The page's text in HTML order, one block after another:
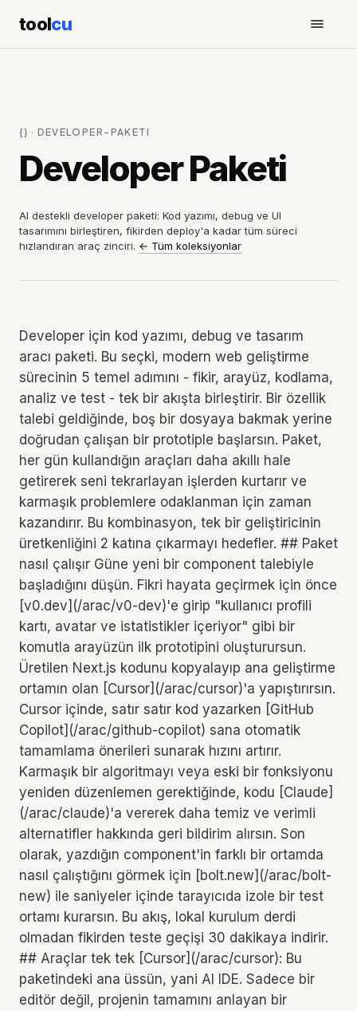
toolcu
{} ·DEVELOPER-PAKETI
Developer Paketi
AI destekli developer paketi: Kod yazımı, debug ve UI
tasarımını birleştiren, fikirden deploy'a kadar tüm süreci
hızlandıran araç zinciri. ← Tüm koleksiyonlar
Developer için kod yazımı, debug ve tasarım
aracı paketi. Bu seçki, modern web geliştirme
sürecinin 5 temel adımını - fikir, arayüz, kodlama,
analiz ve test - tek bir akışta birleştirir. Bir özellik
talebi geldiğinde, boş bir dosyaya bakmak yerine
doğrudan çalışan bir prototiple başlarsın. Paket,
her gün kullandığın araçları daha akıllı hale
getirerek seni tekrarlayan işlerden kurtarır ve
karmaşık problemlere odaklanman için zaman
kazandırır. Bu kombinasyon, tek bir geliştiricinin
üretkenliğini 2 katına çıkarmayı hedefler. ## Paket
nasıl çalışır Güne yeni bir component talebiyle
başladığını düşün. Fikri hayata geçirmek için önce
[v0.dev](/arac/v0-dev)'e girip "kullanıcı profili
kartı, avatar ve istatistikler içeriyor" gibi bir
komutla arayüzün ilk prototipini oluşturursun.
Üretilen Next.js kodunu kopyalayıp ana geliştirme
ortamın olan [Cursor](/arac/cursor)'a yapıştırırsın.
Cursor içinde, satır satır kod yazarken [GitHub
Copilot](/arac/github-copilot) sana otomatik
tamamlama önerileri sunarak hızını artırır.
Karmaşık bir algoritmayı veya eski bir fonksiyonu
yeniden düzenlemen gerektiğinde, kodu [Claude]
(/arac/claude)'a vererek daha temiz ve verimli
alternatifler hakkında geri bildirim alırsın. Son
olarak, yazdığın component'in farklı bir ortamda
nasıl çalıştığını görmek için [bolt.new](/arac/bolt-
new) ile saniyeler içinde tarayıcıda izole bir test
ortamı kurarsın. Bu akış, lokal kurulum derdi
olmadan fikirden teste geçişi 30 dakikaya indirir.
## Araçlar tek tek [Cursor](/arac/cursor): Bu
paketindeki ana üssün, yani AI IDE. Sadece bir
editör değil, projenin tamamını anlayan bir